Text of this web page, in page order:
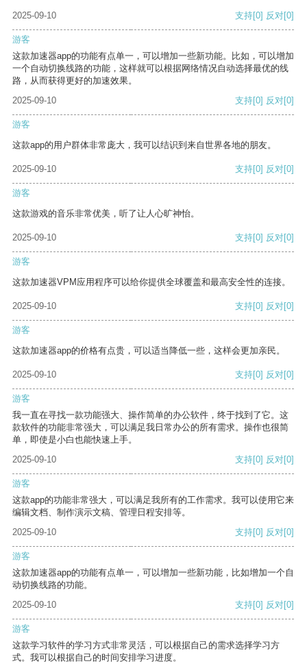
2025-09-10 支持[0] 反对[0]
游客
这款加速器app的功能有点单一，可以增加一些新功能。比如，可以增加
一个自动切换线路的功能，这样就可以根据网络情况自动选择最优的线
路，从而获得更好的加速效果。
2025-09-10
支持[0] 反对[0]
游客
这款app的用户群体非常庞大，我可以结识到来自世界各地的朋友。
2025-09-10 支持[0] 反对[0]
游客
这款游戏的音乐非常优美，听了让人心旷神怡。
2025-09-10 支持[0] 反对[0]
游客
这款加速器VPM应用程序可以给你提供全球覆盖和最高安全性的连接。
2025-09-10 支持[0] 反对[0]
游客
这款加速器app的价格有点贵，可以适当降低一些，这样会更加亲民。
2025-09-10 支持[0] 反对[0]
游客
我一直在寻找一款功能强大、操作简单的办公软件，终于找到了它。这
款软件的功能非常强大，可以满足我日常办公的所有需求。操作也很简
单，即使是小白也能快速上手。
2025-09-10
支持[0] 反对[0]
游客
这款app的功能非常强大，可以满足我所有的工作需求。我可以使用它来
编辑文档、制作演示文稿、管理日程安排等。
2025-09-10
支持[0] 反对[0]
游客
这款加速器app的功能有点单一，可以增加一些新功能，比如增加一个自
动切换线路的功能。
2025-09-10
支持[0] 反对[0]
游客
这款学习软件的学习方式非常灵活，可以根据自己的需求选择学习方
式。我可以根据自己的时间安排学习进度。